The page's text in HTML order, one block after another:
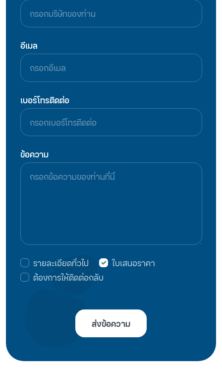
อีเมล
เบอร์โทรติดต่อ
ข้อความ
รายละเอียดทั่วไป
ใบเสนอราคา
ต้องการให้ติดต่อกลับ
ส่งข้อความ